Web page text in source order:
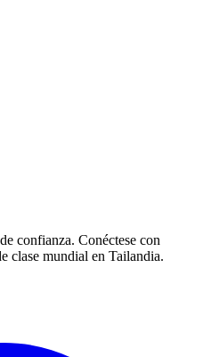
confianza. Conéctese con
clase mundial en Tailandia.